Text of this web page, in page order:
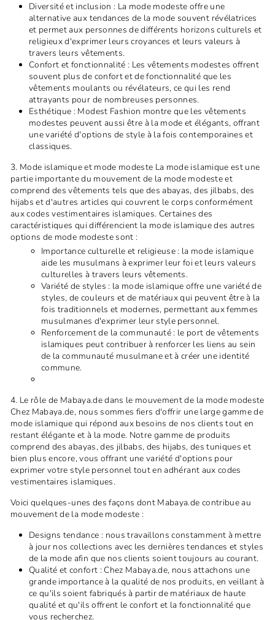
Diversité et inclusion : La mode modeste offre une
alternative aux tendances de la mode souvent révélatrices
et permet aux personnes de différents horizons culturels et
religieux d'exprimer leurs croyances et leurs valeurs à
travers leurs vêtements.
Confort et fonctionnalité : Les vêtements modestes offrent
souvent plus de confort et de fonctionnalité que les
vêtements moulants ou révélateurs, ce qui les rend
attrayants pour de nombreuses personnes.
Esthétique : Modest Fashion montre que les vêtements
modestes peuvent aussi être à la mode et élégants, offrant
une variété d'options de style à la fois contemporaines et
classiques.
3. Mode islamique et mode modeste La mode islamique est une
partie importante du mouvement de la mode modeste et
comprend des vêtements tels que des abayas, des jilbabs, des
hijabs et d'autres articles qui couvrent le corps conformément
aux codes vestimentaires islamiques. Certaines des
caractéristiques qui différencient la mode islamique des autres
options de mode modeste sont :
Importance culturelle et religieuse : la mode islamique
aide les musulmans à exprimer leur foi et leurs valeurs
culturelles à travers leurs vêtements.
Variété de styles : la mode islamique offre une variété de
styles, de couleurs et de matériaux qui peuvent être à la
fois traditionnels et modernes, permettant aux femmes
musulmanes d'exprimer leur style personnel.
Renforcement de la communauté : le port de vêtements
islamiques peut contribuer à renforcer les liens au sein
de la communauté musulmane et à créer une identité
commune.
4. Le rôle de Mabaya.de dans le mouvement de la mode modeste
Chez Mabaya.de, nous sommes fiers d'offrir une large gamme de
mode islamique qui répond aux besoins de nos clients tout en
restant élégante et à la mode. Notre gamme de produits
comprend des abayas, des jilbabs, des hijabs, des tuniques et
bien plus encore, vous offrant une variété d'options pour
exprimer votre style personnel tout en adhérant aux codes
vestimentaires islamiques.
Voici quelques-unes des façons dont Mabaya.de contribue au
mouvement de la mode modeste :
Designs tendance : nous travaillons constamment à mettre
à jour nos collections avec les dernières tendances et styles
de la mode afin que nos clients soient toujours au courant.
Qualité et confort : Chez Mabaya.de, nous attachons une
grande importance à la qualité de nos produits, en veillant à
ce qu'ils soient fabriqués à partir de matériaux de haute
qualité et qu'ils offrent le confort et la fonctionnalité que
vous recherchez.